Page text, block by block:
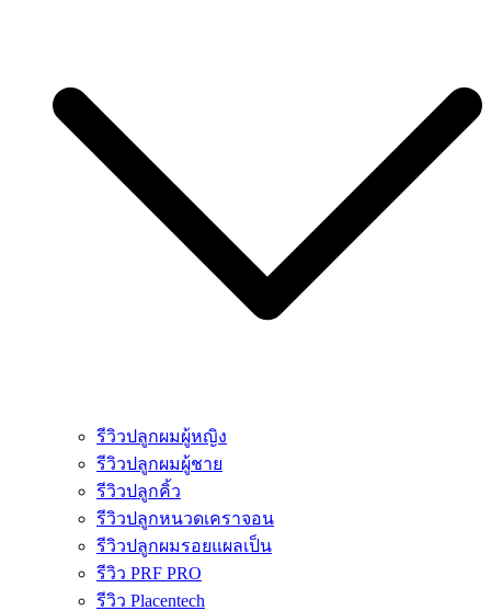
รีวิวปลูกผมผู้หญิง
รีวิวปลูกผมผู้ชาย
รีวิวปลูกคิ้ว
รีวิวปลูกหนวดเคราจอน
รีวิวปลูกผมรอยแผลเป็น
รีวิว PRF PRO
รีวิว Placentech